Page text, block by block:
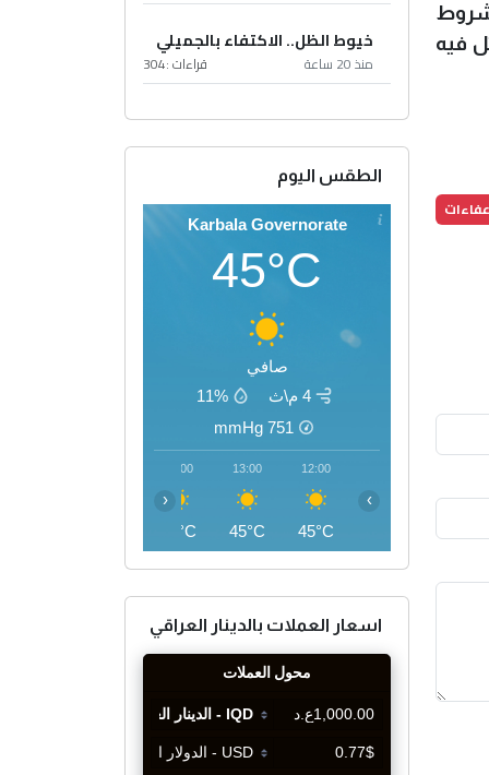
فيه
خيوط الظل.. الاكتفاء بالجميلي
منذ 20 ساعة قراءات :304
الطقس اليوم
Karbala Governorate
45°C
صافي
4 م\ث
11%
751
mmHg
12:00
45°C
13:00
45°C
14:00
46°C
‹ ›
اسعار العملات بالدينار العراقي